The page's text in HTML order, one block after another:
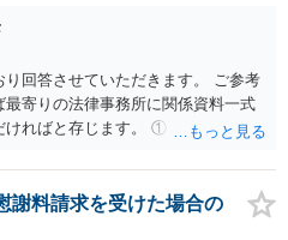
と思います。 なお、ご自身が離
ないかと思いますので、ご注意く
関係が既に破綻していたことや、
かったと主張することもあります
ご自身の場合にそれらの主張が
３ 質問③ 違約金を５０万円とす
うかという基準はありません。
その条項自体が無効になり得ます
でも、公序良俗に反するほど高額
回答させていただきます。 ご参考
寄りの法律事務所に関係資料一式
ればと存じます。 ① このLINEの
含む１００万円の貸付に至るまでの
を踏まえて、関係を清算するため
性はあると考えます。 ② 「今後一
謝料請求を受けた場合の